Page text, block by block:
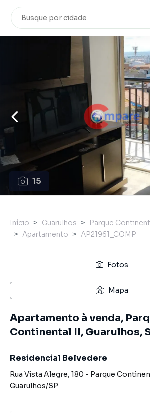
15
Início Guarulhos
Parque
Apartamento
AP21961_COMP
Fotos
Mapa
Apartamento à venda,
Continental II, Guarulhos,
Residencial Belvedere
Rua Vista Alegre, 180 - Parque
Guarulhos/SP